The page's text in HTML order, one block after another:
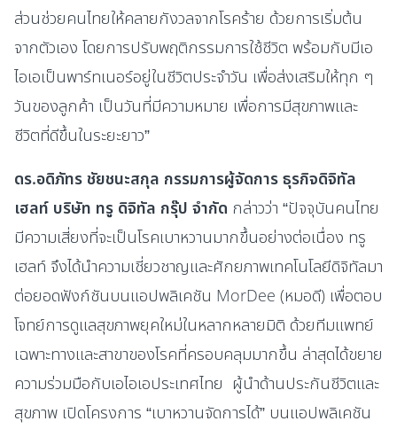
ส่วนช่วยคนไทยให้คลายกังวลจากโรคร้าย ด้วยการเริ่มต้น
จากตัวเอง โดยการปรับพฤติกรรมการใช้ชีวิต พร้อมกับมีเอ
ไอเอเป็นพาร์ทเนอร์อยู่ในชีวิตประจำวัน เพื่อส่งเสริมให้ทุก ๆ
วันของลูกค้า เป็นวันที่มีความหมาย เพื่อการมีสุขภาพและ
ชีวิตที่ดีขึ้นในระยะยาว”
ดร.อดิภัทร ชัยชนะสกุล กรรมการผู้จัดการ ธุรกิจดิจิทัล
เฮลท์ บริษัท ทรู ดิจิทัล กรุ๊ป จำกัด กล่าวว่า “ปัจจุบันคนไทย
มีความเสี่ยงที่จะเป็นโรคเบาหวานมากขึ้นอย่างต่อเนื่อง ทรู
เฮลท์ จึงได้นำความเชี่ยวชาญและศักยภาพเทคโนโลยีดิจิทัลมา
ต่อยอดฟังก์ชันบนแอปพลิเคชัน MorDee (หมอดี) เพื่อตอบ
โจทย์การดูแลสุขภาพยุคใหม่ในหลากหลายมิติ ด้วยทีมแพทย์
เฉพาะทางและสาขาของโรคที่ครอบคลุมมากขึ้น ล่าสุดได้ขยาย
ความร่วมมือกับเอไอเอประเทศไทย ผู้นำด้านประกันชีวิตและ
สุขภาพ เปิดโครงการ “เบาหวานจัดการได้” บนแอปพลิเคชัน